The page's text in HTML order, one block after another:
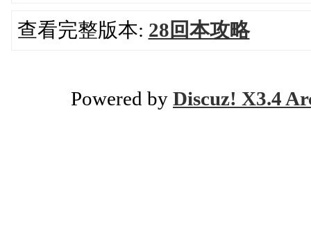
查看完整版本: 28回本攻略
Powered by Discuz! X3.4